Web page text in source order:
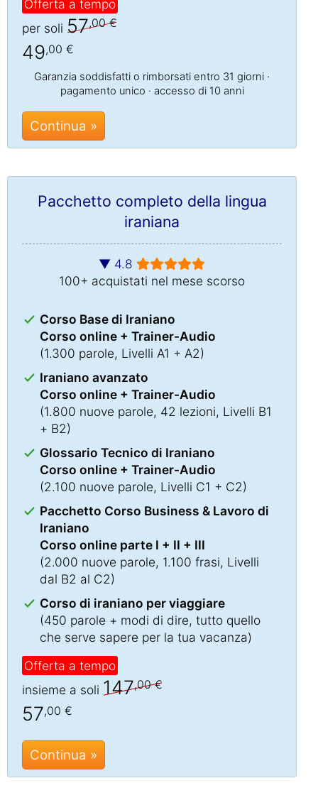
Offerta a tempo
per soli 57,00 €
49,00 €
Garanzia soddisfatti o rimborsati entro 31 giorni ·
pagamento unico · accesso di 10 anni
Continua »
Pacchetto completo della lingua
iraniana
▼ 4.8
100+ acquistati nel mese scorso
Corso Base di Iraniano
Corso online + Trainer-Audio
(1.300 parole, Livelli A1 + A2)
Iraniano avanzato
Corso online + Trainer-Audio
(1.800 nuove parole, 42 lezioni, Livelli B1
+ B2)
Glossario Tecnico di Iraniano
Corso online + Trainer-Audio
(2.100 nuove parole, Livelli C1 + C2)
Pacchetto Corso Business & Lavoro di
Iraniano
Corso online parte I + II + III
(2.000 nuove parole, 1.100 frasi, Livelli
dal B2 al C2)
Corso di iraniano per viaggiare
(450 parole + modi di dire, tutto quello
che serve sapere per la tua vacanza)
Offerta a tempo
insieme a soli 147,00 €
57,00 €
Continua »